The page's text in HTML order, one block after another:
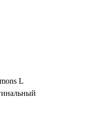
L